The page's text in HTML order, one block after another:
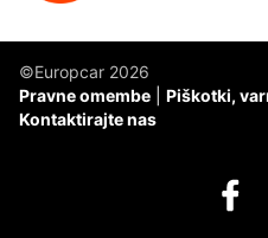
©Europcar 2026
Pravne omembe
Piškotki,
Kontaktirajte nas